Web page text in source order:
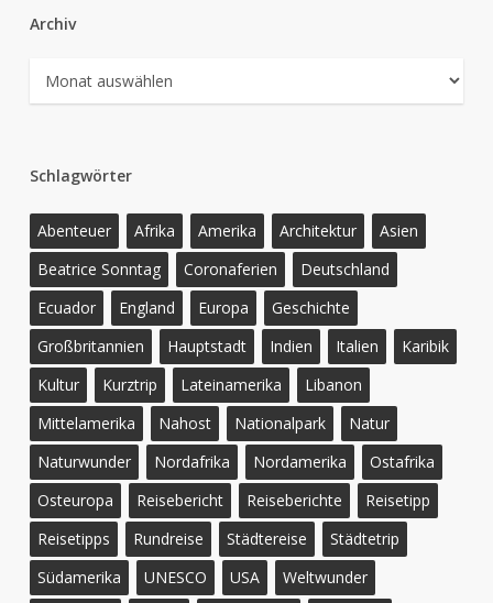
Archiv
Archiv
Schlagwörter
Abenteuer Afrika Amerika Architektur
Asien
Beatrice Sonntag
Coronaferien
Deutschland
Ecuador
England Europa
Geschichte
Großbritannien
Hauptstadt Indien Italien
Karibik
Kultur
Kurztrip Lateinamerika
Libanon
Mittelamerika
Nahost Nationalpark
Natur
Naturwunder
Nordafrika Nordamerika
Ostafrika
Osteuropa
Reisebericht Reiseberichte
Reisetipp
Reisetipps
Rundreise Städtereise
Städtetrip
Südamerika
UNESCO USA
Weltwunder